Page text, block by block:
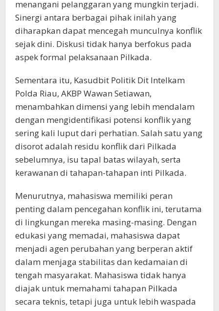
menangani pelanggaran yang mungkin terjadi.
Sinergi antara berbagai pihak inilah yang
diharapkan dapat mencegah munculnya konflik
sejak dini. Diskusi tidak hanya berfokus pada
aspek formal pelaksanaan Pilkada.
Sementara itu, Kasudbit Politik Dit Intelkam
Polda Riau, AKBP Wawan Setiawan,
menambahkan dimensi yang lebih mendalam
dengan mengidentifikasi potensi konflik yang
sering kali luput dari perhatian. Salah satu yang
disorot adalah residu konflik dari Pilkada
sebelumnya, isu tapal batas wilayah, serta
kerawanan di tahapan-tahapan inti Pilkada.
Menurutnya, mahasiswa memiliki peran
penting dalam pencegahan konflik ini, terutama
di lingkungan mereka masing-masing. Dengan
edukasi yang memadai, mahasiswa dapat
menjadi agen perubahan yang berperan aktif
dalam menjaga stabilitas dan kedamaian di
tengah masyarakat. Mahasiswa tidak hanya
diajak untuk memahami tahapan Pilkada
secara teknis, tetapi juga untuk lebih waspada